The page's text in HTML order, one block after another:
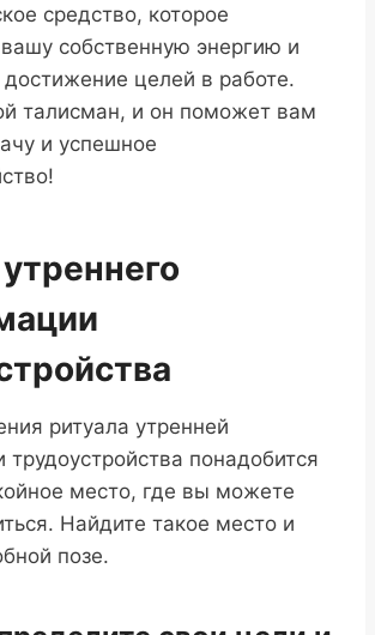
средство, которое
собственную энергию и
достижение целей в работе.
талисман, и он поможет вам
и успешное
ритуала утренней
понадобится
место, где вы можете
Найдите такое место и
позе.